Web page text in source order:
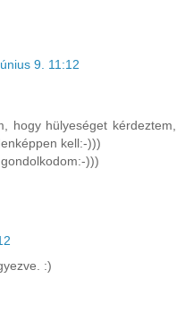
9. 11:12
hogy hülyeséget kérdeztem,
kell:-)))
)))
:)